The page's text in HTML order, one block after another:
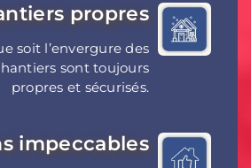
propres
soit l’envergure des
sont toujours
propres et sécurisés.
impeccables